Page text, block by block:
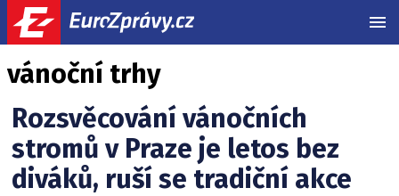
vánoční trhy
Rozsvěcování vánočních
stromů v Praze je letos bez
diváků, ruší se tradiční akce